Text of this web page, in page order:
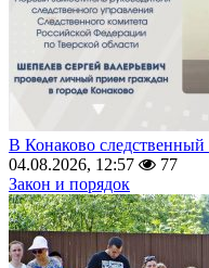
В Конаково
04.08.2026, 12:57
77
Закон и порядок